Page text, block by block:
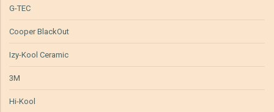
G-TEC
Cooper BlackOut
Izy-Kool Ceramic
3M
Hi-Kool